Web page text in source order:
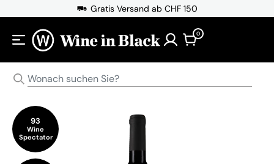
Direkt zum Inhalt Gratis Versand ab CHF 150
0
93
Wine
Spectator